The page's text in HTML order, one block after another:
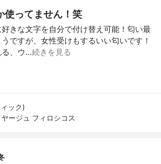
使ってません！笑
きな文字を自分で付け替え可能！匂い最
ですが、女性受けもするいい匂いです！
る、ウ…続きを見る
ック)
ージュ フィロシコス